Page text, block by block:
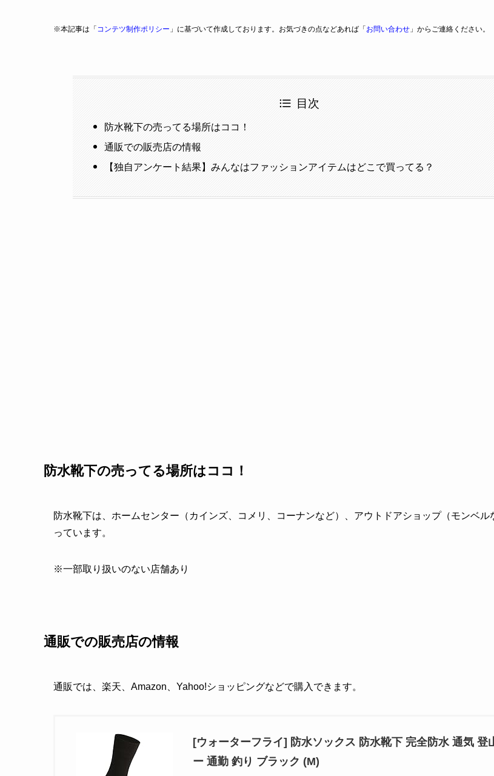
※本記事は「 コンテツ制作ポリシー 」に基づいて作成しております。お気づきの点などあれば「 お問い合わせ 」からご連絡ください。
目次
防水靴下の売ってる場所はココ！
通販での販売店の情報
【独自アンケート結果】みんなはファッションアイテムはどこで買ってる？
防水靴下の売ってる場所はココ！
防水靴下は、ホームセンター（カインズ、コメリ、コーナンなど）、アウトドアショップ（モンベル
っています。
※一部取り扱いのない店舗あり
通販での販売店の情報
通販では、楽天、Amazon、Yahoo!ショッピングなどで購入できます。
[ウォーターフライ] 防水ソックス 防水靴下 完全防水 通気 登
ー 通勤 釣り ブラック (M)